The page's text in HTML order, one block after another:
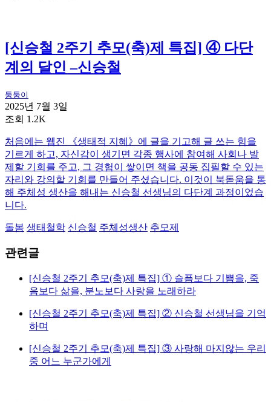
[신승철 2주기 추모(축)제 특집] ④ 다단
계의 달인 –신승철
둥둥이
2025년 7월 3일
조회 1.2K
처음에는 웹진 《생태적 지혜》에 글을 기고해 글 쓰는 힘을
기르게 하고, 자신감이 생기면 각종 행사에 참여해 사회나 발
제할 기회를 주고, 그 경험이 쌓이면 책을 공동 집필할 수 있는
자리와 강의할 기회를 만들어 주셨습니다. 이것이 북돋움을 통
해 주체성 생산을 해내는 신승철 선생님의 다단계 과정이었습
니다.
돌봄 생태철학 신승철 주체성생산 추모제
관련글
[신승철 2주기 추모(축)제 특집] ① 슬픔보다 기쁨을, 죽
음보다 삶을, 분노보다 사랑을 노래하라
[신승철 2주기 추모(축)제 특집] ② 신승철 선생님을 기억
하며
[신승철 2주기 추모(축)제 특집] ③ 사랑해 마지않는 우리
중 어느 누군가에게